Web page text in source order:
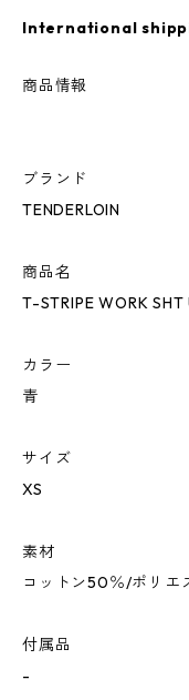
International
商品情報
ブランド
TENDERLOIN
商品名
T-STRIPE WORK
カラー
青
サイズ
XS
素材
コットン50％/ポリエ
付属品
-